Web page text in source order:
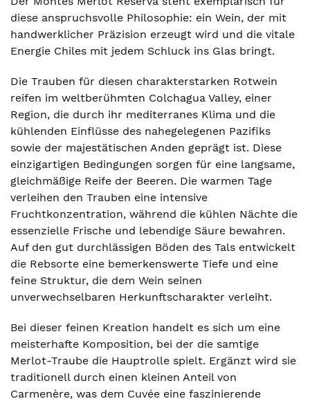
diese anspruchsvolle Philosophie: ein Wein, der mit
handwerklicher Präzision erzeugt wird und die vitale
Energie Chiles mit jedem Schluck ins Glas bringt.
Die Trauben für diesen charakterstarken Rotwein
reifen im weltberühmten Colchagua Valley, einer
Region, die durch ihr mediterranes Klima und die
kühlenden Einflüsse des nahegelegenen Pazifiks
sowie der majestätischen Anden geprägt ist. Diese
einzigartigen Bedingungen sorgen für eine langsame,
gleichmäßige Reife der Beeren. Die warmen Tage
verleihen den Trauben eine intensive
Fruchtkonzentration, während die kühlen Nächte die
essenzielle Frische und lebendige Säure bewahren.
Auf den gut durchlässigen Böden des Tals entwickelt
die Rebsorte eine bemerkenswerte Tiefe und eine
feine Struktur, die dem Wein seinen
unverwechselbaren Herkunftscharakter verleiht.
Bei dieser feinen Kreation handelt es sich um eine
meisterhafte Komposition, bei der die samtige
Merlot-Traube die Hauptrolle spielt. Ergänzt wird sie
traditionell durch einen kleinen Anteil von
Carmenère, was dem Cuvée eine faszinierende